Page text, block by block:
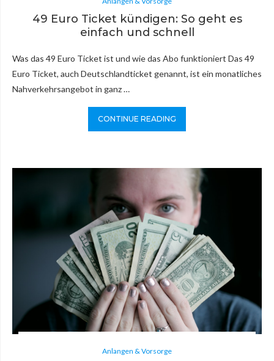
49 Euro Ticket kündigen: So geht es
einfach und schnell
Was das 49 Euro Ticket ist und wie das Abo funktioniert Das 49
Euro Ticket, auch Deutschlandticket genannt, ist ein monatliches
Nahverkehrsangebot in ganz …
CONTINUE READING
Anlangen & Vorsorge